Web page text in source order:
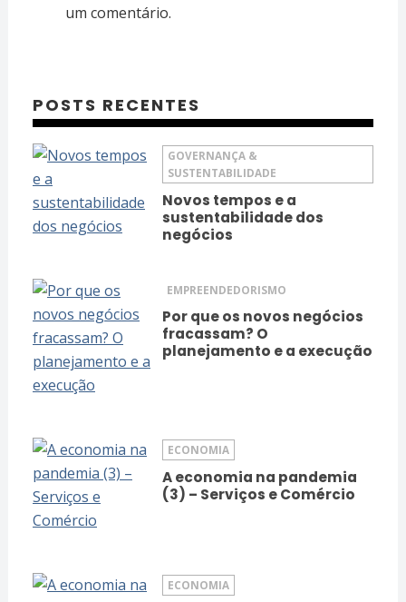
um comentário.
POSTS RECENTES
GOVERNANÇA &
SUSTENTABILIDADE
Novos tempos e a
sustentabilidade dos
negócios
EMPREENDEDORISMO
Por que os novos negócios
fracassam? O
planejamento e a execução
ECONOMIA
A economia na pandemia
(3) – Serviços e Comércio
ECONOMIA